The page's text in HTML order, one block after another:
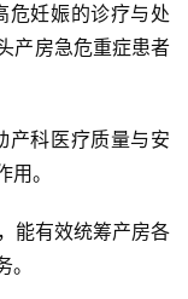
危妊娠的诊疗与处
产房急危重症患者
产科医疗质量与安
。
能有效统筹产房各